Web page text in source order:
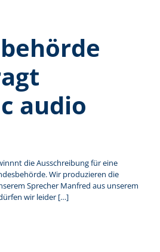
audio
die Ausschreibung für eine
Wir produzieren die
Sprecher Manfred aus unserem
wir leider […]